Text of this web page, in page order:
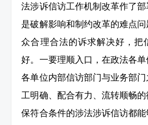
法涉诉信访工作机制改革作了
是破解影响和制约改革的难点
众合理合法的诉求解决好，把
好。一要理顺入口，在政法各
各单位内部信访部门与业务部
工明确、配合有力、流转顺畅
保符合条件的涉法涉诉信访都